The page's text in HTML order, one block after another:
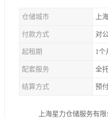
仓储城市 上
付款方式 对
起租期 1个
配套服务 全
结算方式 预
上海星力仓储服务有